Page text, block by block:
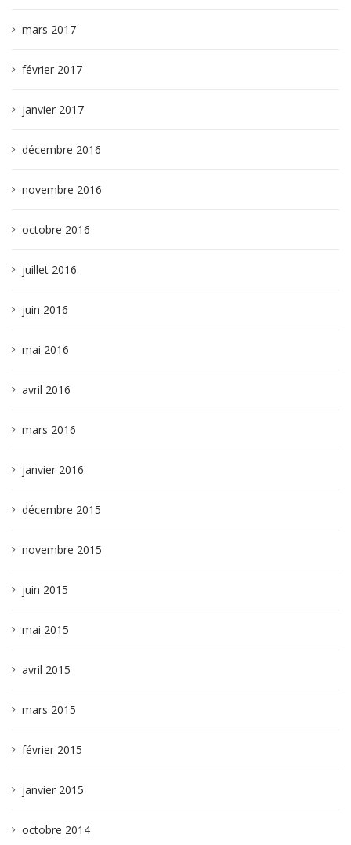
mars 2017
février 2017
janvier 2017
décembre 2016
novembre 2016
octobre 2016
juillet 2016
juin 2016
mai 2016
avril 2016
mars 2016
janvier 2016
décembre 2015
novembre 2015
juin 2015
mai 2015
avril 2015
mars 2015
février 2015
janvier 2015
octobre 2014